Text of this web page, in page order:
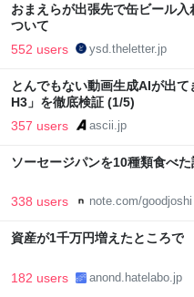
おまえらが出張先で缶ビール
ついて
552 users ysd.theletter.jp
とんでもない動画生成AIが出
H3」を徹底検証 (1/5)
357 users ascii.jp
ソーセージパンを10種類食べ
338 users note.com/goodjoshi
資産が1千万円増えたところで
182 users anond.hatelabo.jp